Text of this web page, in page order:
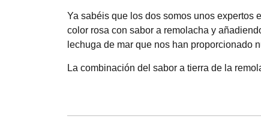
Ya sabéis que los dos somos unos expertos
color rosa con sabor a remolacha y
lechuga de mar que nos han proporcionado
La combinación del sabor a tierra de la